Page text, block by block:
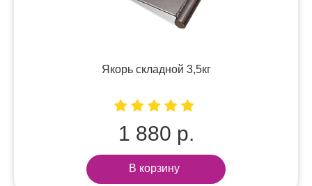
Якорь складной 3,5кг
1 880 р.
В корзину